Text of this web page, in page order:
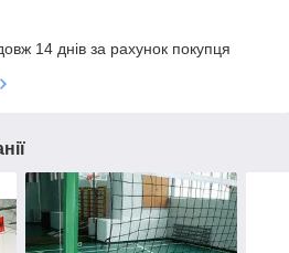
14 днів за рахунок покупця